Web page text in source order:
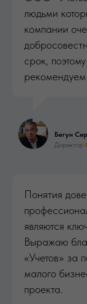
людьми
компании
срок,
Бегун
Директор
Понятия
являются
Выражаю
«Учетов» за
малого
проекта.